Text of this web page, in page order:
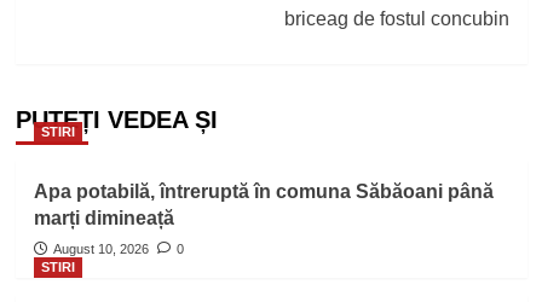
briceag de fostul concubin
PUTEȚI VEDEA ȘI
STIRI
Apa potabilă, întreruptă în comuna Săbăoani până
marți dimineață
August 10, 2026
0
STIRI